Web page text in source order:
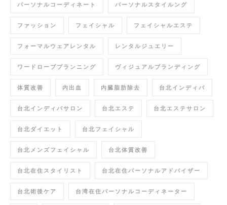
パーソナルコーディネート パーソナルスタイルング
ファッション フェイシャル フェイシャルエステ
フォーマルウェアレンタル レンタルジュエリー
ワードローブプランニング ヴィジュアルブランディング
体質改善 内出血 内臓脂肪除去 台北インディバ
台北インディバサロン 台北エステ 台北エステサロン
台北ダイエット 台北フェイシャル
台北メンズフェイシャル 台北体質改善
台北在住スタイリスト 台北在住パーソナルアドバイザー
台北術後ケア 台湾在住パーソナルコーディネーター